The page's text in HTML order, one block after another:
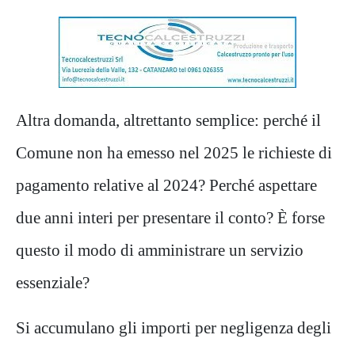
Altra domanda, altrettanto semplice: perché il
Comune non ha emesso nel 2025 le richieste di
pagamento relative al 2024? Perché aspettare
due anni interi per presentare il conto? È forse
questo il modo di amministrare un servizio
essenziale?
Si accumulano gli importi per negligenza degli